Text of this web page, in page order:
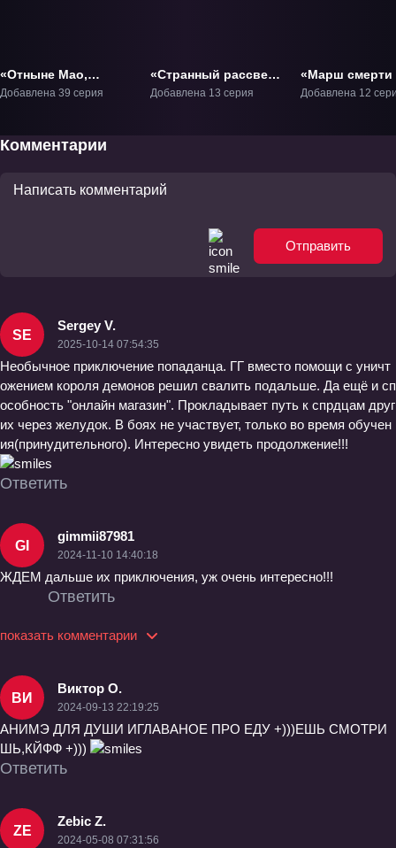
«Отныне Мао,
король демонов!»
Добавлена 39 серия
«Странный рассвет»
ТВ-1
Добавлена 13 серия
«Марш смерти
рапсодию
Добавлена 12
Комментарии
Отправить
SE
Sergey V.
2025-10-14 07:54:35
Необычное приключение попаданца. ГГ вместо помощи с уничт
ожением короля демонов решил свалить подальше. Да ещё и сп
особность "онлайн магазин". Прокладывает путь к спрдцам друг
их через желудок. В боях не участвует, только во время обучен
ия(принудительного). Интересно увидеть продолжение!!!
Ответить
GI
gimmii87981
2024-11-10 14:40:18
ЖДЕМ дальше их приключения, уж очень интересно!!!
Ответить
показать комментарии
ВИ
Виктор О.
2024-09-13 22:19:25
АНИМЭ ДЛЯ ДУШИ ИГЛАВАНОЕ ПРО ЕДУ +)))ЕШЬ СМОТРИ
ШЬ,КЙФФ +)))
Ответить
ZE
Zebic Z.
2024-05-08 07:31:56